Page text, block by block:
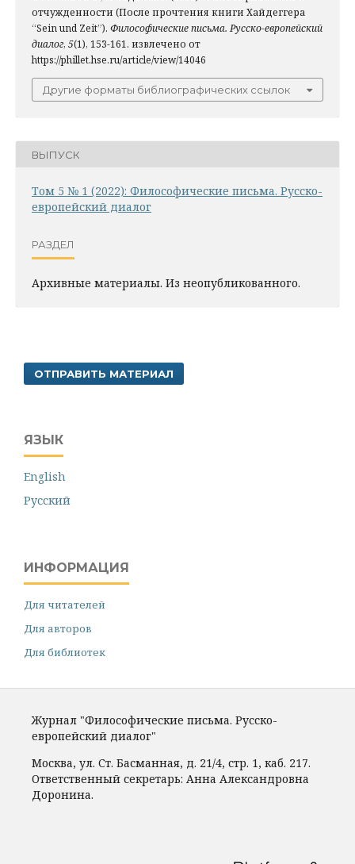
отчужденности (После прочтения книги Хайдеггера
“Sein und Zeit”). Философические письма. Русско-европейский
диалог, 5(1), 153-161. извлечено от
https://phillet.hse.ru/article/view/14046
Другие форматы библиографических ссылок
ВЫПУСК
Том 5 № 1 (2022): Философические письма. Русско-
европейский диалог
РАЗДЕЛ
Архивные материалы. Из неопубликованного.
ОТПРАВИТЬ МАТЕРИАЛ
ЯЗЫК
English
Русский
ИНФОРМАЦИЯ
Для читателей
Для авторов
Для библиотек
Журнал "Философические письма. Русско-
европейский диалог"
Москва, ул. Ст. Басманная, д. 21/4, стр. 1, каб. 217.
Ответственный секретарь: Анна Александровна
Доронина.